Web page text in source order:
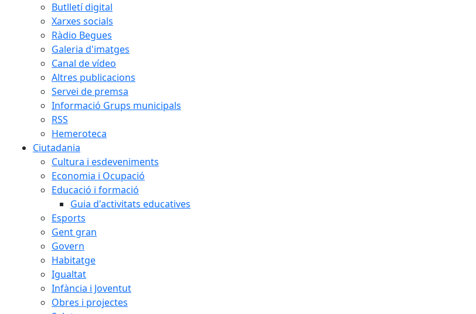
Butlletí digital
Xarxes socials
Ràdio Begues
Galeria d'imatges
Canal de vídeo
Altres publicacions
Servei de premsa
Informació Grups municipals
RSS
Hemeroteca
Ciutadania
Cultura i esdeveniments
Economia i Ocupació
Educació i formació
Guia d'activitats educatives
Esports
Gent gran
Govern
Habitatge
Igualtat
Infància i Joventut
Obres i projectes